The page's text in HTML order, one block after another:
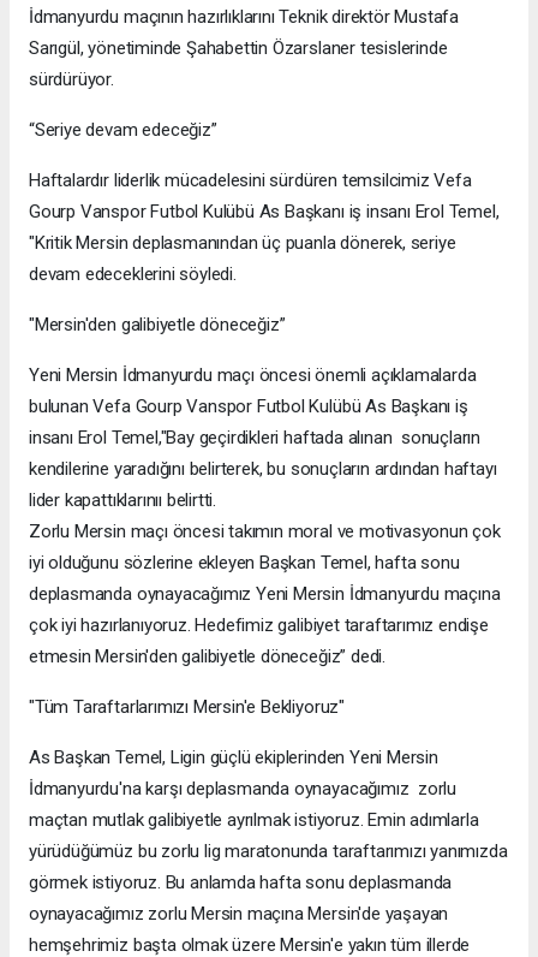
İdmanyurdu maçının hazırlıklarını Teknik direktör Mustafa
Sarıgül, yönetiminde Şahabettin Özarslaner tesislerinde
sürdürüyor.
“Seriye devam edeceğiz”
Haftalardır liderlik mücadelesini sürdüren temsilcimiz Vefa
Gourp Vanspor Futbol Kulübü As Başkanı iş insanı Erol Temel,
"Kritik Mersin deplasmanından üç puanla dönerek, seriye
devam edeceklerini söyledi.
"Mersin'den galibiyetle döneceğiz”
Yeni Mersin İdmanyurdu maçı öncesi önemli açıklamalarda
bulunan Vefa Gourp Vanspor Futbol Kulübü As Başkanı iş
insanı Erol Temel,"Bay geçirdikleri haftada alınan sonuçların
kendilerine yaradığını belirterek, bu sonuçların ardından haftayı
lider kapattıklarınıı belirtti.
Zorlu Mersin maçı öncesi takımın moral ve motivasyonun çok
iyi olduğunu sözlerine ekleyen Başkan Temel, hafta sonu
deplasmanda oynayacağımız Yeni Mersin İdmanyurdu maçına
çok iyi hazırlanıyoruz. Hedefimiz galibiyet taraftarımız endişe
etmesin Mersin'den galibiyetle döneceğiz” dedi.
"Tüm Taraftarlarımızı Mersin'e Bekliyoruz"
As Başkan Temel, Ligin güçlü ekiplerinden Yeni Mersin
İdmanyurdu'na karşı deplasmanda oynayacağımız zorlu
maçtan mutlak galibiyetle ayrılmak istiyoruz. Emin adımlarla
yürüdüğümüz bu zorlu lig maratonunda taraftarımızı yanımızda
görmek istiyoruz. Bu anlamda hafta sonu deplasmanda
oynayacağımız zorlu Mersin maçına Mersin'de yaşayan
hemşehrimiz başta olmak üzere Mersin'e yakın tüm illerde